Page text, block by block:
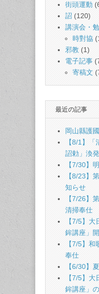
街頭運動
詔 (120)
講演会・
時對協
邪教 (1)
電子記事
寄稿文
最近の記事
岡山縣護
【8/1】
詔勅」渙
【7/30】
【8/23】
知らせ
【7/26】
清掃奉仕
【7/5】
鉾講座」
【7/5】
奉仕
【6/30】
【7/5】
鉾講座」